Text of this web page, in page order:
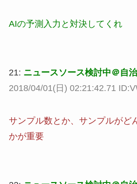
AIの予測入力と対決してくれ
21: ニュースソース検討中＠自
2018/04/01(日) 02:21:42.71
サンプル数とか、サンプルがど
かが重要